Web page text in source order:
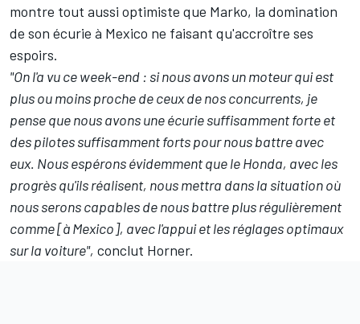
montre tout aussi optimiste que Marko, la domination
de son écurie à Mexico ne faisant qu'accroître ses
espoirs.
"On l'a vu ce week-end : si nous avons un moteur qui est
plus ou moins proche de ceux de nos concurrents, je
pense que nous avons une écurie suffisamment forte et
des pilotes suffisamment forts pour nous battre avec
eux. Nous espérons évidemment que le Honda, avec les
progrès qu'ils réalisent, nous mettra dans la situation où
nous serons capables de nous battre plus régulièrement
comme [à Mexico], avec l'appui et les réglages optimaux
sur la voiture", conclut Horner.